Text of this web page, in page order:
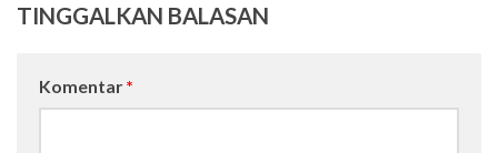
TINGGALKAN BALASAN
Komentar *